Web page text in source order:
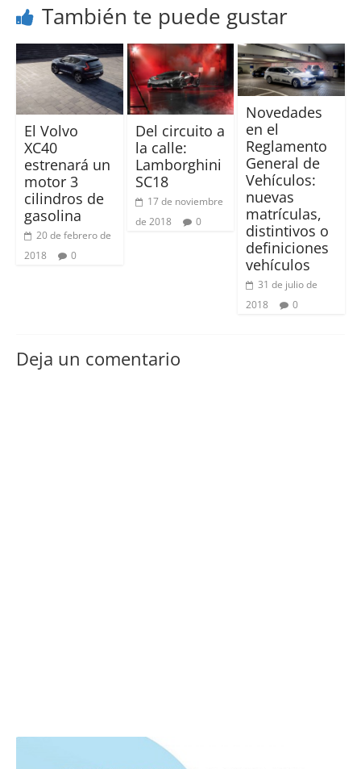
También te puede gustar
El Volvo
XC40
estrenará un
motor 3
cilindros de
gasolina
20 de febrero de
2018
0
Del circuito a
la calle:
Lamborghini
SC18
17 de noviembre
de 2018
0
Novedades
en el
Reglamento
General de
Vehículos:
nuevas
matrículas,
distintivos o
definiciones
vehículos
31 de julio de
2018
0
Deja un comentario